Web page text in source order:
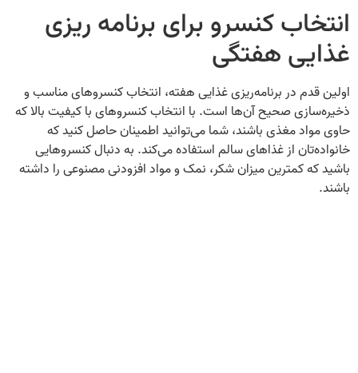
انتخاب کنسرو برای برنامه ریزی
غذایی هفتگی
اولین قدم در برنامه‌ریزی غذایی هفته، انتخاب کنسروهای مناسب و
ذخیره‌سازی صحیح آن‌ها است. با انتخاب کنسروهای با کیفیت بالا که
حاوی مواد مغذی باشند، شما می‌توانید اطمینان حاصل کنید که
خانواده‌تان از غذاهای سالم استفاده می‌کند. به دنبال کنسروهایی
باشید که کمترین میزان شکر، نمک و مواد افزودنی مصنوعی را داشته
باشند.